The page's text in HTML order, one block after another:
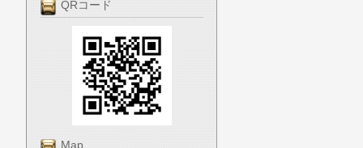
QRコード
Map